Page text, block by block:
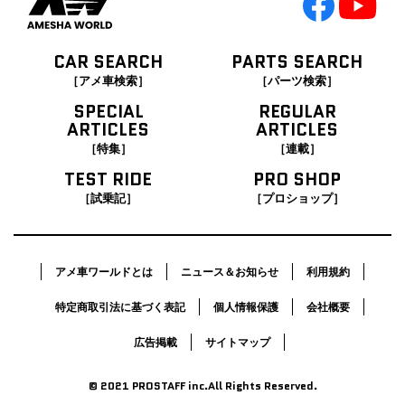
CAR SEARCH
［アメ車検索］
PARTS SEARCH
［パーツ検索］
SPECIAL
ARTICLES
［特集］
REGULAR
ARTICLES
［連載］
TEST RIDE
［試乗記］
PRO SHOP
［プロショップ］
アメ車ワールドとは ニュース＆お知らせ 利用規約
特定商取引法に基づく表記 個人情報保護 会社概要
広告掲載 サイトマップ
© 2021 PROSTAFF inc.All Rights Reserved.